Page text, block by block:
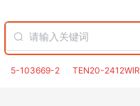
5-103669-2 TEN20-2412WIR